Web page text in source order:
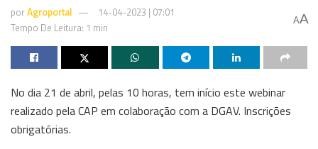
porAgroportal
14-04-2023 | 07:01
Tempo De Leitura: 1 min
AA
No dia 21 de abril, pelas 10 horas, tem início este webinar
realizado pela CAP em colaboração com a DGAV. Inscrições
obrigatórias.